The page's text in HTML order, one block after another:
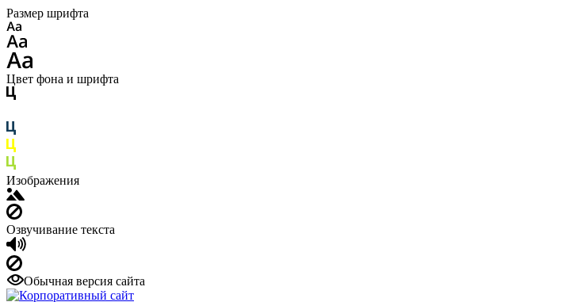
Размер шрифта
Цвет фона и шрифта
Изображения
Озвучивание текста
Обычная версия сайта